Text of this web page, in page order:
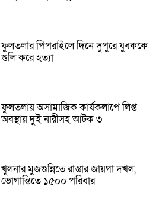
ফুলতলার পিপরাইলে দিনে দুপুরে যুবককে
গুলি করে হত্যা
ফুলতলায় অসামাজিক কার্যকলাপে লিপ্ত
অবস্থায় দুই নারীসহ আটক ৩
খুলনার মুজগুন্নিতে রাস্তার জায়গা দখল,
ভোগান্তিতে ১৫০০ পরিবার